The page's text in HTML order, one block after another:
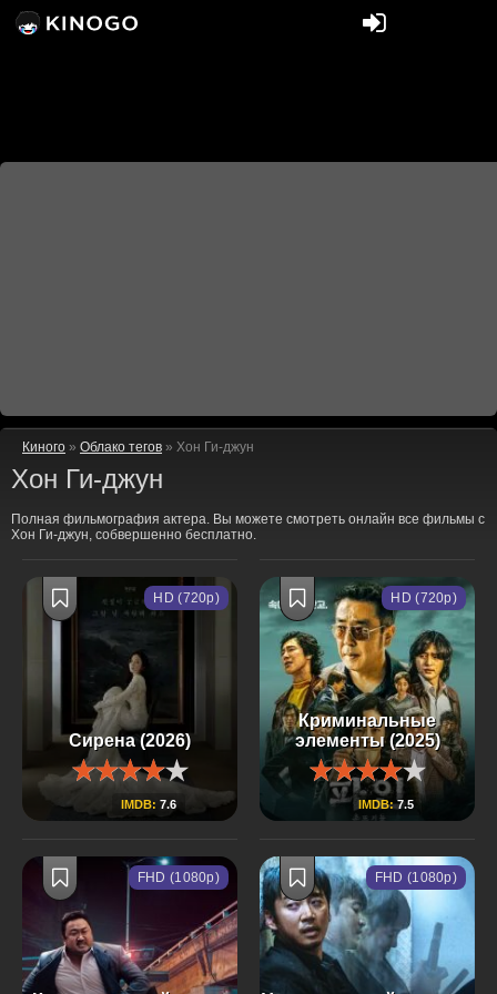
Киного » Облако тегов » Хон Ги-джун
Хон Ги-джун
Полная фильмография актера. Вы можете смотреть онлайн все фильмы с
Хон Ги-джун, собвершенно бесплатно.
Сирена (2026)
IMDB: 7.6
HD (720p)
Криминальные
элементы (2025)
IMDB:7.5
HD (720p)
FHD (1080p) FHD (1080p)